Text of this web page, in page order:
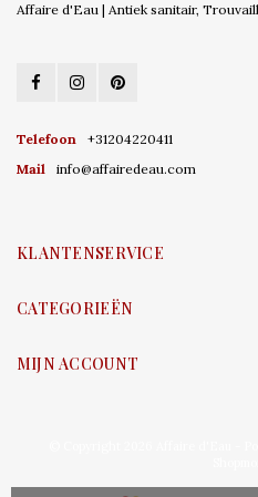
Affaire d'Eau | Antiek sanitair,
Telefoon
+31204220411
Mail
info@affairedeau.com
KLANTENSERVICE
CATEGORIEËN
MIJN ACCOUNT